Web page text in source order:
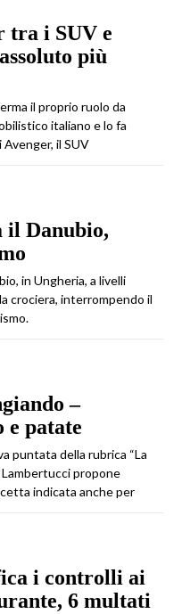
tra i SUV e
più
il proprio ruolo da
italiano e lo fa
il SUV
il Danubio,
in Ungheria, a livelli
crociera, interrompendo il
–
e patate
puntata della rubrica “La
Lambertucci propone
indicata anche per
i controlli ai
6 multati